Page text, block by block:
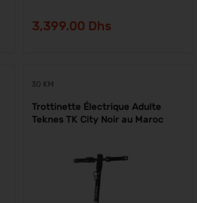
3,399.00 Dhs
30 KM
Trottinette Électrique Adulte
Teknes TK City Noir au Maroc